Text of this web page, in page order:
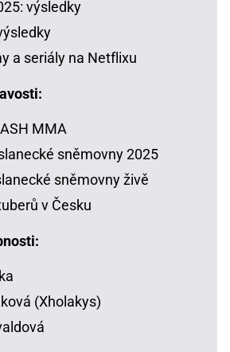
výsledky
a seriály na Netflixu
MMA
sněmovny 2025
sněmovny živě
v Česku
(Xholakys)